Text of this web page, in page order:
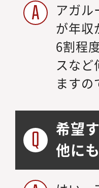
アガ
が年収
6割程
スなど
ます
希望
他に